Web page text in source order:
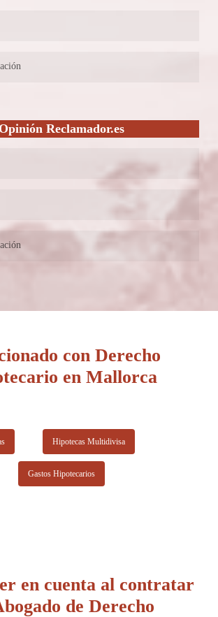
clientes, además de tener un excelente
es una firma que cuenta con un equipo de más
sus servicios.
Opinión Reclamador.es
ser: fáciles y sin riesgos.
que es tuyo!
con Derecho
en Mallorca
Hipotecas Multidivisa
Gastos Hipotecarios
en cuenta al contratar
de Derecho